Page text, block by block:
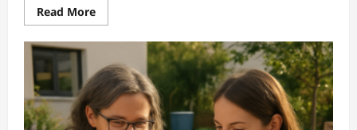
Read MoreRead
more
Grundrissanalyse
Standortwahl
für
nachhaltige
Gartengestaltung
Systematische
Entscheidungen